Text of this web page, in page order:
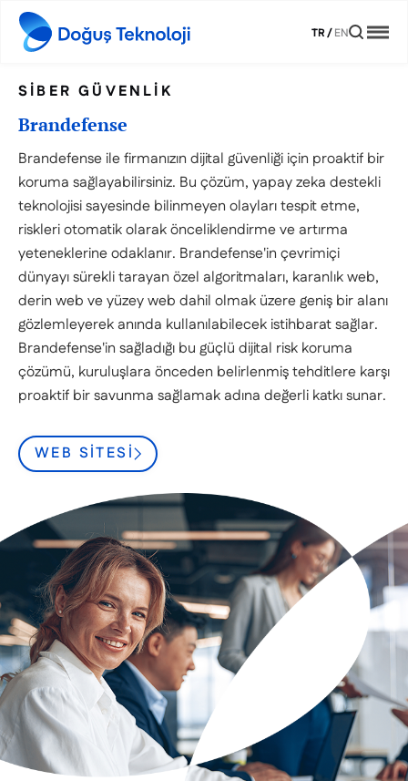
TR/EN
SIBER GÜVENLIK
Brandefense
Brandefense ile firmanızın dijital güvenliği için proaktif bir
koruma sağlayabilirsiniz. Bu çözüm, yapay zeka destekli
teknolojisi sayesinde bilinmeyen olayları tespit etme,
riskleri otomatik olarak önceliklendirme ve artırma
yeteneklerine odaklanır. Brandefense'in çevrimiçi
dünyayı sürekli tarayan özel algoritmaları, karanlık web,
derin web ve yüzey web dahil olmak üzere geniş bir alanı
gözlemleyerek anında kullanılabilecek istihbarat sağlar.
Brandefense'in sağladığı bu güçlü dijital risk koruma
çözümü, kuruluşlara önceden belirlenmiş tehditlere karşı
proaktif bir savunma sağlamak adına değerli katkı sunar.
WEB SITESI